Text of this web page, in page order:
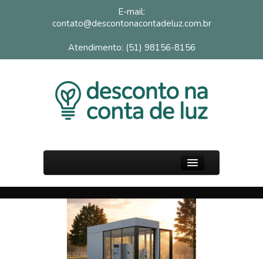
E-mail:
contato@descontonacontadeluz.com.br
Atendimento: (51) 98156-8156
SOBRE
FAQ
BLOG